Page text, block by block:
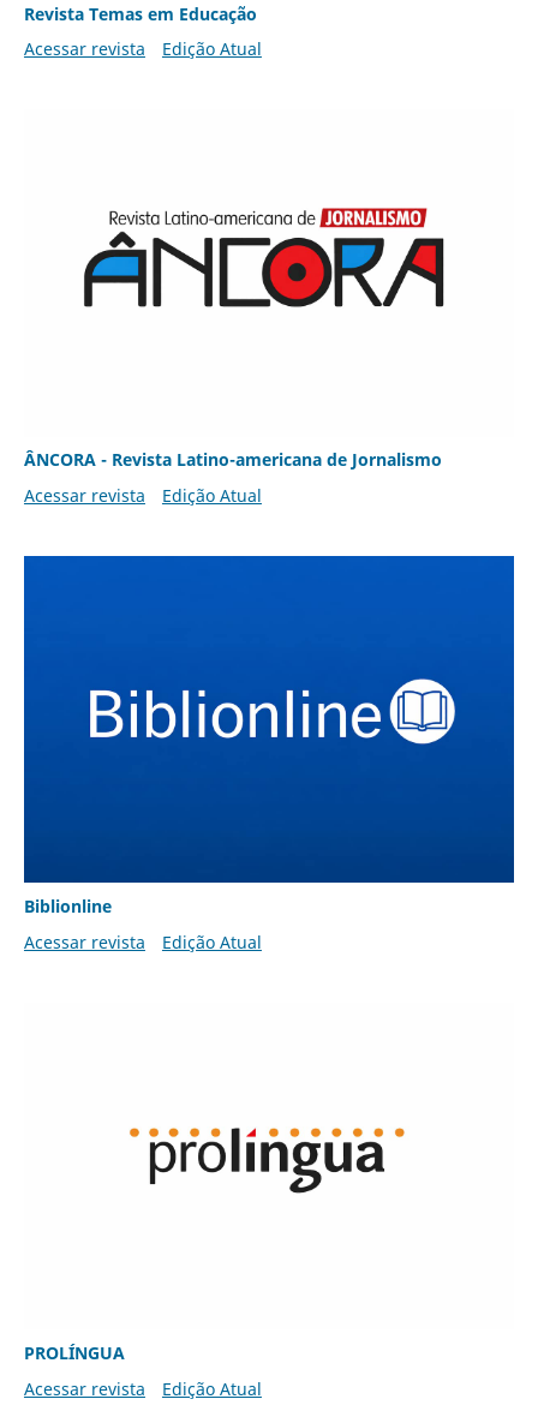
Revista Temas em Educação
Acessar revista
Edição Atual
ÂNCORA - Revista Latino-americana de Jornalismo
Acessar revista
Edição Atual
Biblionline
Acessar revista
Edição Atual
PROLÍNGUA
Acessar revista
Edição Atual